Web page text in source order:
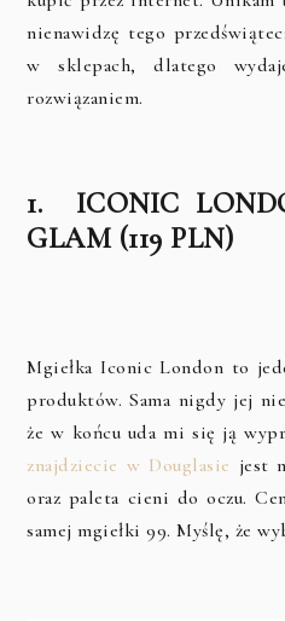
nienawidzę tego
w sklepach, dlatego
rozwiązaniem.
1. ICONIC
GLAM (119 PLN)
Mgiełka Iconic London to
produktów. Sama nigdy jej
że w końcu uda mi się ją
znajdziecie w Douglasie jest
oraz paleta cieni do oczu.
samej mgiełki 99. Myślę, że